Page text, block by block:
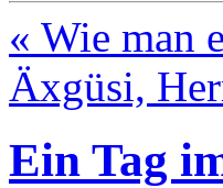
« Wie man
Äxgüsi,
Ein Tag